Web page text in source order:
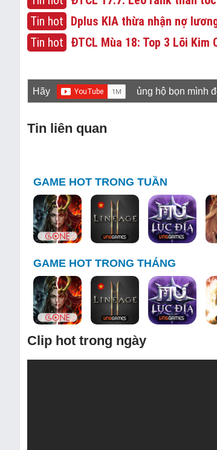
Tin hot Dplus KIA thừa nhận nợ
Tin hot ĐTCL Mùa 18: Top 3 Lõi
Hãy ủng hộ bọn mình
Tin liên quan
GAME HOT TRONG TUẦN
GAME HOT TRONG THÁNG
Clip hot trong ngày